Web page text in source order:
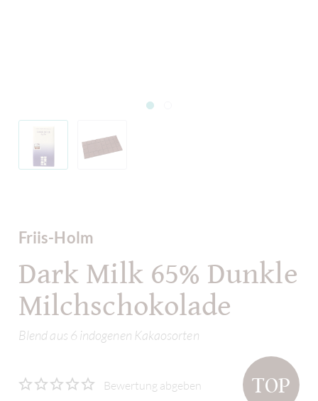
Friis-Holm
Dark Milk 65% Dunkle
Milchschokolade
Blend aus 6 indogenen Kakaosorten
TOP
Bewertung abgeben